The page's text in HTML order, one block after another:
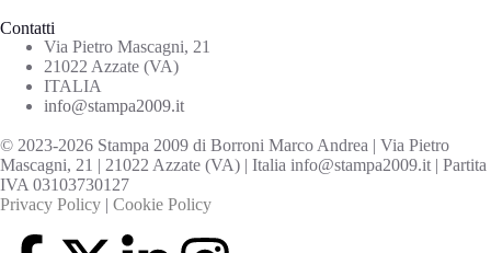
Contatti
Via Pietro Mascagni, 21
21022 Azzate (VA)
ITALIA
info@stampa2009.it
© 2023-2026 Stampa 2009 di Borroni Marco Andrea | Via Pietro
Mascagni, 21 | 21022 Azzate (VA) | Italia info@stampa2009.it | Partita
IVA 03103730127
Privacy Policy | Cookie Policy